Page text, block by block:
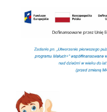
stronach podmiotów
partnerami oraz innych
w charakterze pośredników
postaci wiadomości, ofert,
społecznościowych.